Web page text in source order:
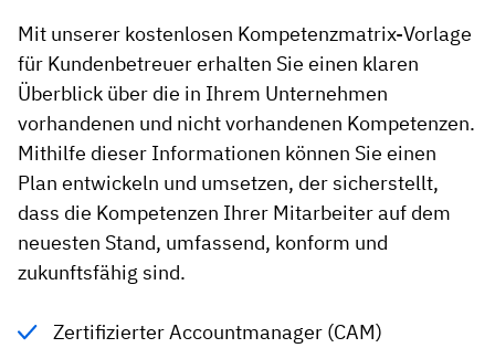
Mit unserer kostenlosen Kompetenzmatrix-Vorlage
für Kundenbetreuer erhalten Sie einen klaren
Überblick über die in Ihrem Unternehmen
vorhandenen und nicht vorhandenen Kompetenzen.
Mithilfe dieser Informationen können Sie einen
Plan entwickeln und umsetzen, der sicherstellt,
dass die Kompetenzen Ihrer Mitarbeiter auf dem
neuesten Stand, umfassend, konform und
zukunftsfähig sind.
Zertifizierter Accountmanager (CAM)